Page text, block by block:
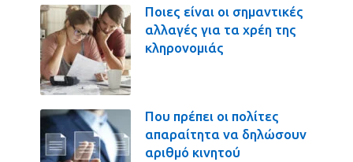
Ποιες είναι οι σημαντικές
αλλαγές για τα χρέη της
κληρονομιάς
Που πρέπει οι πολίτες
απαραίτητα να δηλώσουν
αριθμό κινητού